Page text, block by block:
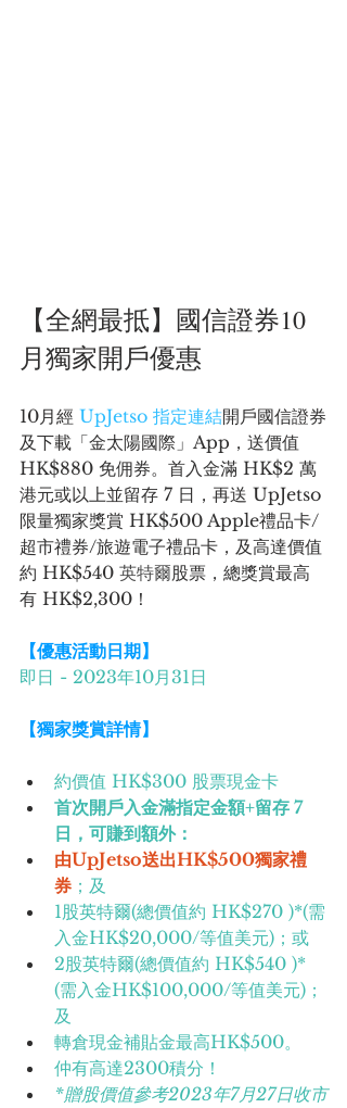
【全網最抵】國信證券10
月獨家開戶優惠
10月經 UpJetso 指定連結開戶國信證券
及下載「金太陽國際」App，送價值
HK$880 免佣券。首入金滿 HK$2 萬
港元或以上並留存 7 日，再送 UpJetso
限量獨家獎賞 HK$500 Apple禮品卡/
超市禮券/旅遊電子禮品卡，及高達價值
約 HK$540 英特爾股票，總獎賞最高
有 HK$2,300！
【優惠活動日期】
即日 - 2023年10月31日
【獨家獎賞詳情】
約價值 HK$300 股票現金卡
首次開戶入金滿指定金額+留存 7
日，可賺到額外：
由UpJetso送出HK$500獨家禮
券 ；及
1股英特爾(總價值約 HK$270 )*(需
入金HK$20,000/等值美元)；或
2股英特爾(總價值約 HK$540 )*
(需入金HK$100,000/等值美元)；
及
轉倉現金補貼金最高HK$500。
仲有高達2300積分！
*贈股價值參考2023年7月27日收市